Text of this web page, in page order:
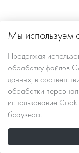
Мы используем
Продолжая
обработку файлов
данных, в
обработки
использование
браузера.